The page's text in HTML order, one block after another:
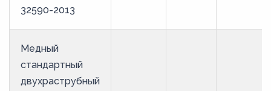
32590-2013
Медный
стандартный
двухраструбный